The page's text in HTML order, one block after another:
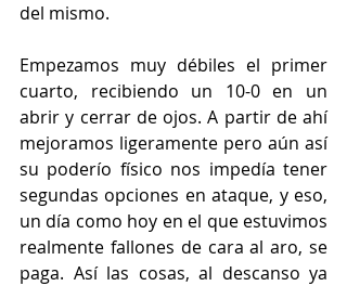
del mismo.
Empezamos muy débiles el primer
cuarto, recibiendo un 10-0 en un
abrir y cerrar de ojos. A partir de ahí
mejoramos ligeramente pero aún así
su poderío físico nos impedía tener
segundas opciones en ataque, y eso,
un día como hoy en el que estuvimos
realmente fallones de cara al aro, se
paga. Así las cosas, al descanso ya